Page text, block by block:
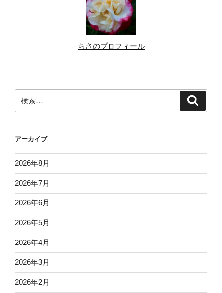
ちさのプロフィール
索:
アーカイブ
2026年8月
2026年7月
2026年6月
2026年5月
2026年4月
2026年3月
2026年2月